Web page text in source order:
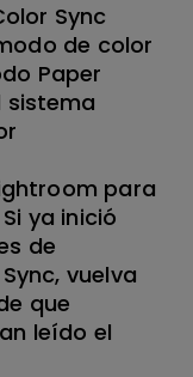
Sync
de color
Paper
sistema
para
ya inició
de
vuelva
que
leído el